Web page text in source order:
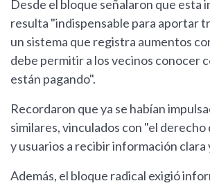
Desde el bloque señalaron que esta
resulta "indispensable para aportar
un sistema que registra aumentos
debe permitir a los vecinos conocer
están pagando".
Recordaron que ya se habían
similares, vinculados con "el
y usuarios a recibir información clara
Además, el bloque radical exigió